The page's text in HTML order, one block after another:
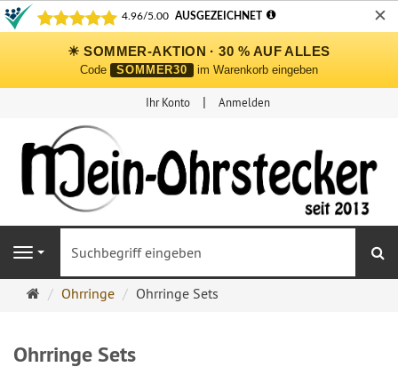
✕
☀ SOMMER-AKTION · 30 % AUF ALLES
Code SOMMER30 im Warenkorb eingeben
Ihr Konto Anmelden
Navigation
Ohrringe
Ohrringe Ohrringe Sets
Ohrringe Sets